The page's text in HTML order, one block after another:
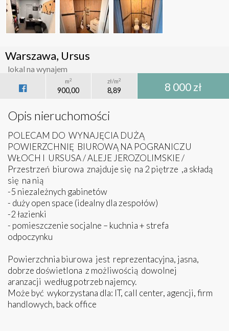
Warszawa, Ursus
lokal na wynajem
m2
900,00
zł/m2
8,89 8 000 zł
Opis nieruchomości
POLECAM DO WYNAJĘCIA DUŻĄ
POWIERZCHNIĘ BIUROWĄ NA POGRANICZU
WŁOCH I URSUSA / ALEJE JEROZOLIMSKIE /
Przestrzeń biurowa znajduje się na 2 piętrze ,a składą
się na nią
-5 niezależnych gabinetów
- duży open space (idealny dla zespołów)
-2 łazienki
- pomieszczenie socjalne – kuchnia + strefa
odpoczynku
Powierzchnia biurowa jest reprezentacyjna, jasna,
dobrze doświetlona z możliwością dowolnej
aranzacji według potrzeb najemcy.
Może być wykorzystana dla: IT, call center, agencji, firm
handlowych, back office